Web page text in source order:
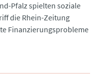
Pfalz spielten soziale
die Rhein-Zeitung
Finanzierungsprobleme